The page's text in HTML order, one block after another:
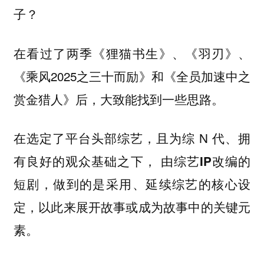
子？
在看过了两季《狸猫书生》、《羽刃》、
《乘风2025之三十而励》和《全员加速中之
赏金猎人》后，大致能找到一些思路。
在选定了平台头部综艺，且为综 N 代、拥
有良好的观众基础之下， 由综艺IP改编的
短剧，做到的是采用、延续综艺的核心设
定，以此来展开故事或成为故事中的关键元
素。